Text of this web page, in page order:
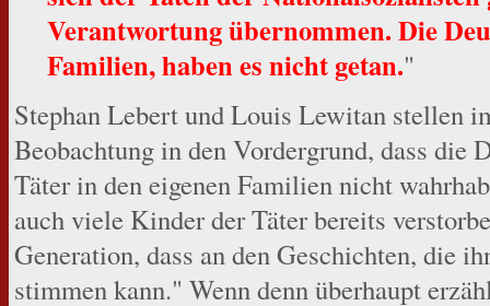
Verantwortung übernommen. Die
Familien, haben es nicht getan."
Stephan Lebert und Louis Lewitan stellen
Beobachtung in den Vordergrund, dass die
Täter in den eigenen Familien nicht
auch viele Kinder der Täter bereits
Generation, dass an den Geschichten, die
stimmen kann." Wenn denn überhaupt